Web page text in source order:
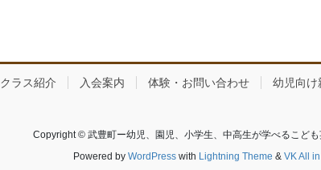
クラス紹介 入会案内 体験・お問い合わせ 幼児向け
Copyright © 武豊町ー幼児、園児、小学生、中高生が学べるこど
Powered by WordPresswith Lightning Theme & VK All